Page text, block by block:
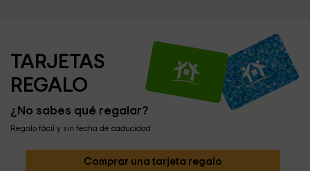
TARJETAS
REGALO
¿No sabes qué regalar?
Regalo fácil y sin fecha de caducidad
Comprar una tarjeta regalo